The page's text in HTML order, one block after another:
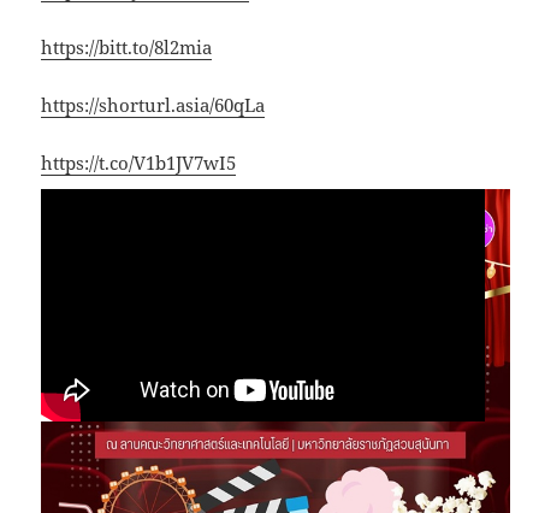
https://bitt.to/8l2mia
https://shorturl.asia/60qLa
https://t.co/V1b1JV7wI5